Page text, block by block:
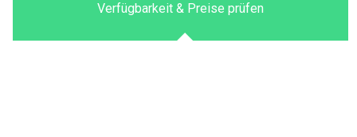
Verfügbarkeit & Preise prüfen